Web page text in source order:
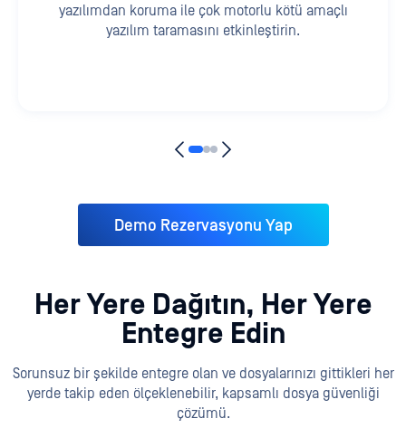
yazılımdan koruma ile çok motorlu kötü amaçlı
yazılım taramasını etkinleştirin.
Demo Rezervasyonu Yap
Her Yere Dağıtın, Her Yere
Entegre Edin
Sorunsuz bir şekilde entegre olan ve dosyalarınızı gittikleri her
yerde takip eden ölçeklenebilir, kapsamlı dosya güvenliği
çözümü.